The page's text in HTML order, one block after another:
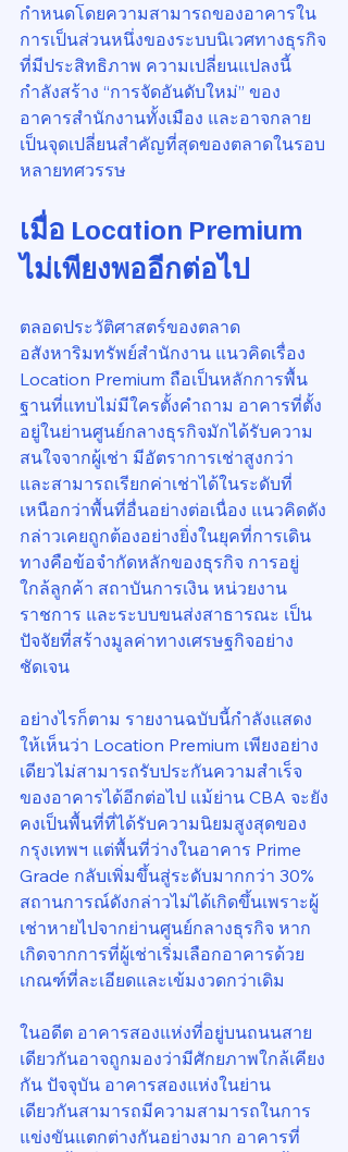
กำหนดโดยความสามารถของอาคารใน
การเป็นส่วนหนึ่งของระบบนิเวศทางธุรกิจ
ที่มีประสิทธิภาพ ความเปลี่ยนแปลงนี้
กำลังสร้าง “การจัดอันดับใหม่” ของ
อาคารสำนักงานทั้งเมือง และอาจกลาย
เป็นจุดเปลี่ยนสำคัญที่สุดของตลาดในรอบ
หลายทศวรรษ
เมื่อ Location Premium
ไม่เพียงพออีกต่อไป
ตลอดประวัติศาสตร์ของตลาด
อสังหาริมทรัพย์สำนักงาน แนวคิดเรื่อง
Location Premium ถือเป็นหลักการพื้น
ฐานที่แทบไม่มีใครตั้งคำถาม อาคารที่ตั้ง
อยู่ในย่านศูนย์กลางธุรกิจมักได้รับความ
สนใจจากผู้เช่า มีอัตราการเช่าสูงกว่า
และสามารถเรียกค่าเช่าได้ในระดับที่
เหนือกว่าพื้นที่อื่นอย่างต่อเนื่อง แนวคิดดัง
กล่าวเคยถูกต้องอย่างยิ่งในยุคที่การเดิน
ทางคือข้อจำกัดหลักของธุรกิจ การอยู่
ใกล้ลูกค้า สถาบันการเงิน หน่วยงาน
ราชการ และระบบขนส่งสาธารณะ เป็น
ปัจจัยที่สร้างมูลค่าทางเศรษฐกิจอย่าง
ชัดเจน
อย่างไรก็ตาม รายงานฉบับนี้กำลังแสดง
ให้เห็นว่า Location Premium เพียงอย่าง
เดียวไม่สามารถรับประกันความสำเร็จ
ของอาคารได้อีกต่อไป แม้ย่าน CBA จะยัง
คงเป็นพื้นที่ที่ได้รับความนิยมสูงสุดของ
กรุงเทพฯ แต่พื้นที่ว่างในอาคาร Prime
Grade กลับเพิ่มขึ้นสู่ระดับมากกว่า 30%
สถานการณ์ดังกล่าวไม่ได้เกิดขึ้นเพราะผู้
เช่าหายไปจากย่านศูนย์กลางธุรกิจ หาก
เกิดจากการที่ผู้เช่าเริ่มเลือกอาคารด้วย
เกณฑ์ที่ละเอียดและเข้มงวดกว่าเดิม
ในอดีต อาคารสองแห่งที่อยู่บนถนนสาย
เดียวกันอาจถูกมองว่ามีศักยภาพใกล้เคียง
กัน ปัจจุบัน อาคารสองแห่งในย่าน
เดียวกันสามารถมีความสามารถในการ
แข่งขันแตกต่างกันอย่างมาก อาคารที่